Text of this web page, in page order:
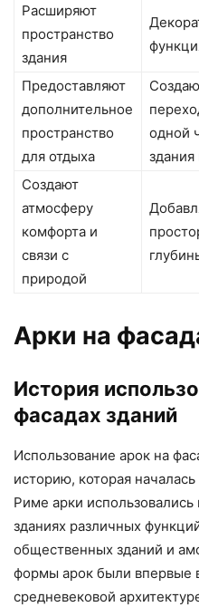
Расширяют
пространство
здания
Предоставляют
дополнительное
пространство
для отдыха
одной
здания
Создают
атмосферу
комфорта и
связи с
природой
Арки на
История
фасадах зданий
Использование арок на
историю, которая
Риме арки
зданиях различных
общественных зданий и
формы арок были впервые
средневековой